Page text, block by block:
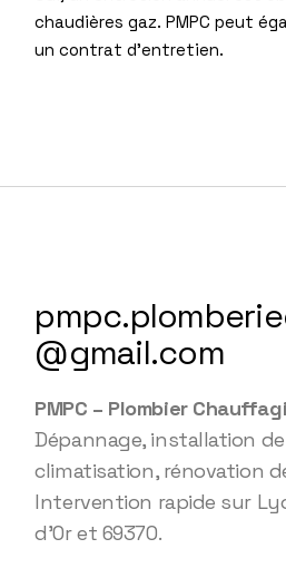
chaudières gaz. PMPC peut
un contrat d’entretien.
@gmail.com
PMPC – Plombier
Dépannage, installation
climatisation, rénovation
Intervention rapide sur
d’Or et 69370.